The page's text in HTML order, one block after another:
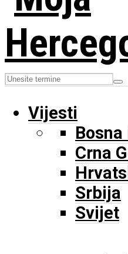
Vijesti
Crna
Srbija
Svijet